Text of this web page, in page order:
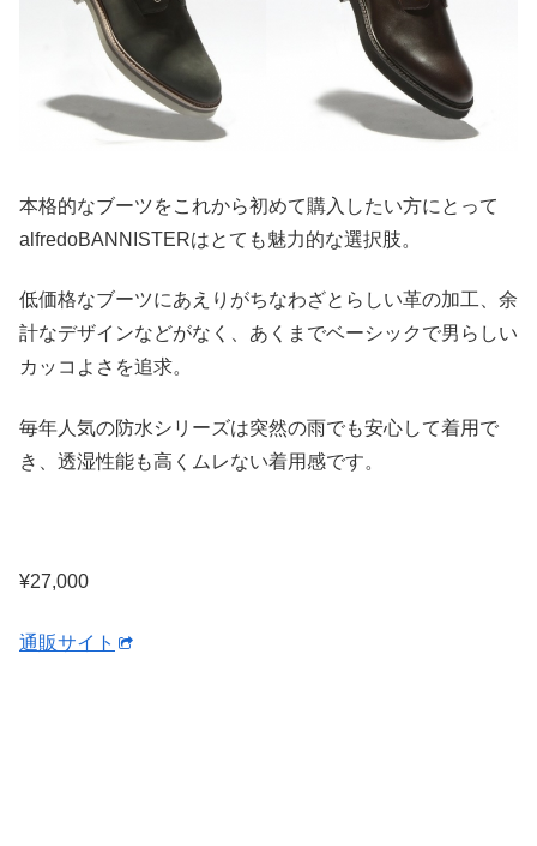
本格的なブーツをこれから初めて購入したい方にとって
alfredoBANNISTERはとても魅力的な選択肢。
低価格なブーツにあえりがちなわざとらしい革の加工、余
計なデザインなどがなく、あくまでベーシックで男らしい
カッコよさを追求。
毎年人気の防水シリーズは突然の雨でも安心して着用で
き、透湿性能も高くムレない着用感です。
¥27,000
通販サイト